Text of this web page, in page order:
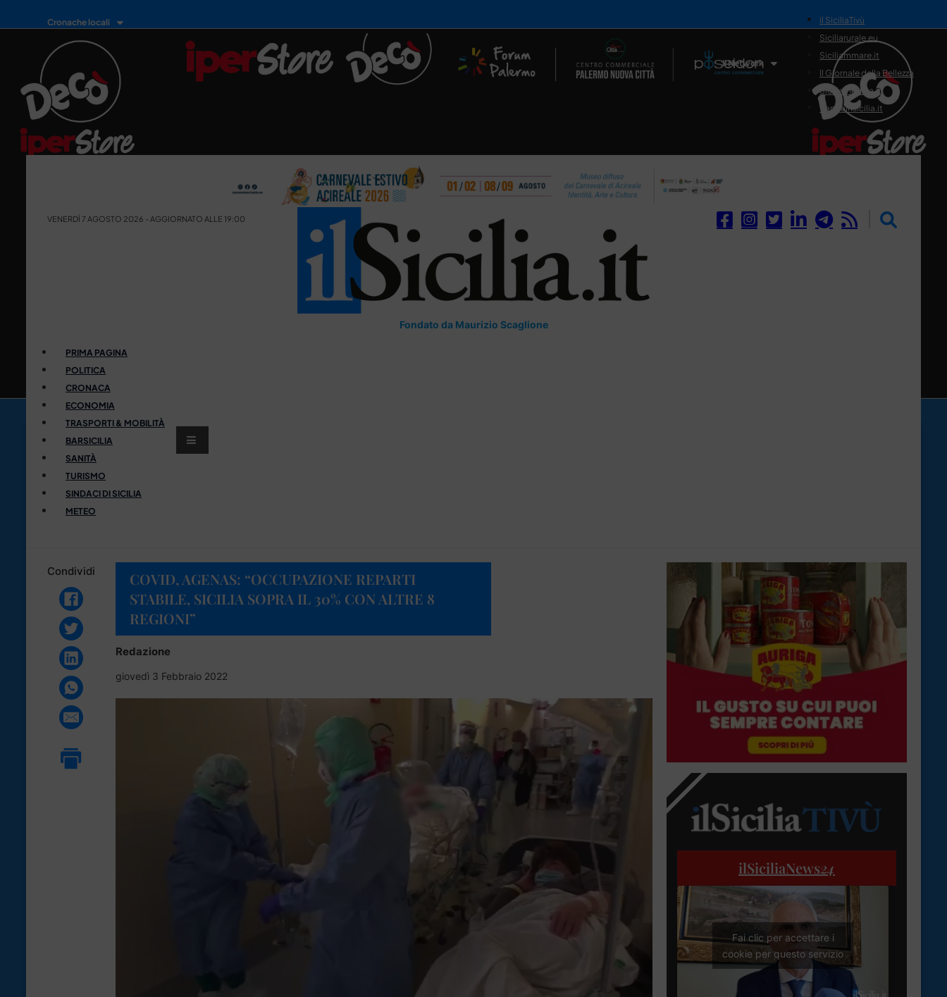
Cronache locali
Il Network
il SiciliaTivù
Siciliarurale.eu
Siciliammare.it
Il Giornale della Bellezza
Siciliamedica.it
Sanitainsicilia.it
VENERDÌ 7 AGOSTO 2026 - AGGIORNATO ALLE 19:00
Fondato da Maurizio Scaglione
PRIMA PAGINA
POLITICA
CRONACA
ECONOMIA
TRASPORTI & MOBILITÀ
BARSICILIA
SANITÀ
TURISMO
SINDACI DI SICILIA
METEO
Condividi
COVID, AGENAS: “OCCUPAZIONE REPARTI
STABILE, SICILIA SOPRA IL 30% CON ALTRE 8
REGIONI”
Redazione
giovedì 3 Febbraio 2022
ilSiciliaNews24
Fai clic per accettare i
cookie per questo servizio